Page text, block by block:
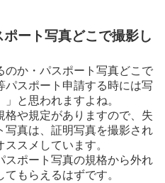
ート写真どこで撮影し
のか・パスポート写真どこで
スポート申請する時には写
」と思われますよね。
や規定がありますので、失
写真は、証明写真を撮影され
スメしています。
スポート写真の規格から外れ
もらえるはずです。